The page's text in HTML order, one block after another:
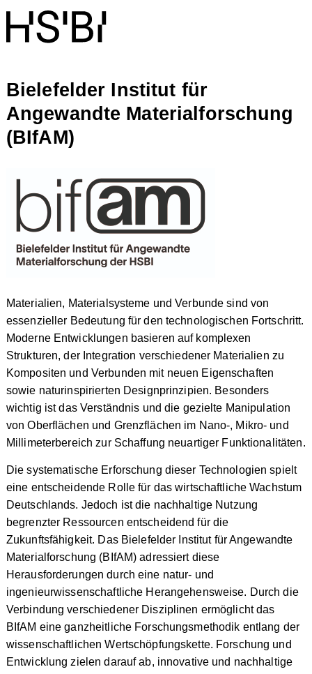
Bielefelder Institut für
Angewandte Materialforschung
(BIfAM)
Materialien, Materialsysteme und Verbunde sind von
essenzieller Bedeutung für den technologischen Fortschritt.
Moderne Entwicklungen basieren auf komplexen
Strukturen, der Integration verschiedener Materialien zu
Kompositen und Verbunden mit neuen Eigenschaften
sowie naturinspirierten Designprinzipien. Besonders
wichtig ist das Verständnis und die gezielte Manipulation
von Oberflächen und Grenzflächen im Nano-, Mikro- und
Millimeterbereich zur Schaffung neuartiger Funktionalitäten.
Die systematische Erforschung dieser Technologien spielt
eine entscheidende Rolle für das wirtschaftliche Wachstum
Deutschlands. Jedoch ist die nachhaltige Nutzung
begrenzter Ressourcen entscheidend für die
Zukunftsfähigkeit. Das Bielefelder Institut für Angewandte
Materialforschung (BIfAM) adressiert diese
Herausforderungen durch eine natur- und
ingenieurwissenschaftliche Herangehensweise. Durch die
Verbindung verschiedener Disziplinen ermöglicht das
BIfAM eine ganzheitliche Forschungsmethodik entlang der
wissenschaftlichen Wertschöpfungskette. Forschung und
Entwicklung zielen darauf ab, innovative und nachhaltige